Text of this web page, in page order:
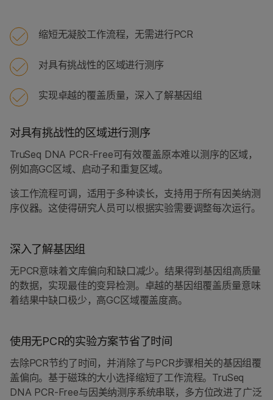
缩短无凝胶工作流程，无需进行PCR
对具有挑战性的区域进行测序
实现卓越的覆盖质量，深入了解基因组
对具有挑战性的区域进行测序
TruSeq DNA PCR-Free可有效覆盖原本难以测序的区域，
例如高GC区域、启动子和重复区域。
该工作流程可调，适用于多种读长，支持用于所有因美纳测
序仪器。这使得研究人员可以根据实验需要调整每次运行。
深入了解基因组
无PCR意味着文库偏向和缺口减少。结果得到基因组高质量
的数据，实现最佳的变异检测。卓越的基因组覆盖质量意味
着结果中缺口极少，高GC区域覆盖度高。
使用无PCR的实验方案节省了时间
去除PCR节约了时间，并消除了与PCR步骤相关的基因组覆
盖偏向。基于磁珠的大小选择缩短了工作流程。TruSeq
DNA PCR-Free与因美纳测序系统串联，多方位改进了广泛